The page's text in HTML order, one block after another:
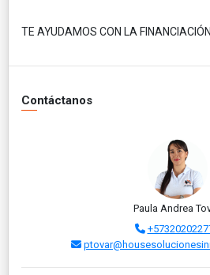
TE AYUDAMOS CON LA FINANCIACIÓN
Contáctanos
Paula Andrea